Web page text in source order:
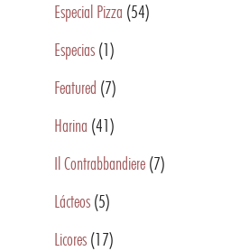
Especial Pizza (54)
Especias (1)
Featured (7)
Harina (41)
Il Contrabbandiere (7)
Lácteos (5)
Licores (17)